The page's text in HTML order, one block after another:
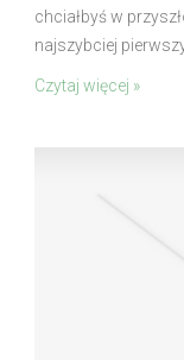
chciałbyś w
najszybciej
Czytaj więcej »